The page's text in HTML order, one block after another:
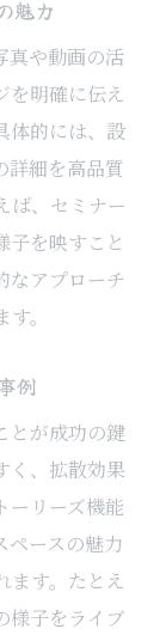
魅力
真や動画の活
を明確に伝え
体的には、設
詳細を高品質
ば、セミナー
子を映すこと
なアプローチ
。
例
とが成功の鍵
く、拡散効果
ーリーズ機能
ペースの魅力
ます。たとえ
様子をライブ